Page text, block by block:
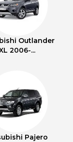
Outlander
2006-...
Pajero